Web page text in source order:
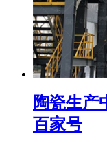
陶瓷生产
百家号